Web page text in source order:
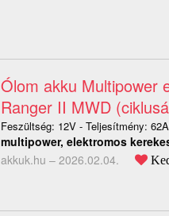
Ólom akku Multipower
Ranger II MWD
Feszültség: 12V - Teljesítmény:
multipower, elektromos
akkuk.hu – 2026.02.04.